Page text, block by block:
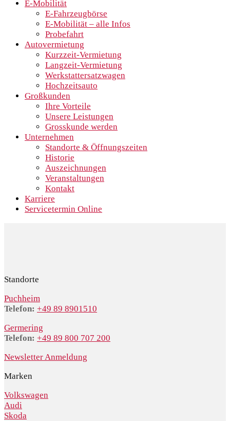
E-Mobilität
E-Fahrzeugbörse
E-Mobilität – alle Infos
Probefahrt
Autovermietung
Kurzzeit-Vermietung
Langzeit-Vermietung
Werkstattersatzwagen
Hochzeitsauto
Großkunden
Ihre Vorteile
Unsere Leistungen
Grosskunde werden
Unternehmen
Standorte & Öffnungszeiten
Historie
Auszeichnungen
Veranstaltungen
Kontakt
Karriere
Servicetermin Online
Standorte
Puchheim
Telefon: +49 89 8901510
Germering
Telefon: +49 89 800 707 200
Newsletter Anmeldung
Marken
Volkswagen
Audi
Skoda